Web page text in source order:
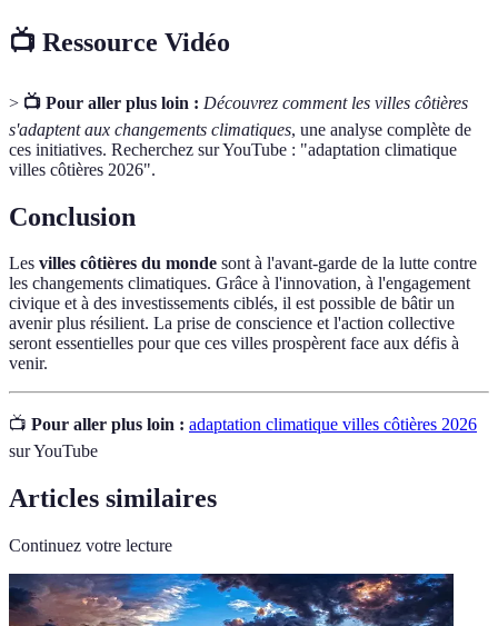
📺 Ressource Vidéo
> 📺 Pour aller plus loin : Découvrez comment les villes côtières
s'adaptent aux changements climatiques, une analyse complète de
ces initiatives. Recherchez sur YouTube : "adaptation climatique
villes côtières 2026".
Conclusion
Les villes côtières du monde sont à l'avant-garde de la lutte contre
les changements climatiques. Grâce à l'innovation, à l'engagement
civique et à des investissements ciblés, il est possible de bâtir un
avenir plus résilient. La prise de conscience et l'action collective
seront essentielles pour que ces villes prospèrent face aux défis à
venir.
📺 Pour aller plus loin : adaptation climatique villes côtières 2026
sur YouTube
Articles similaires
Continuez votre lecture